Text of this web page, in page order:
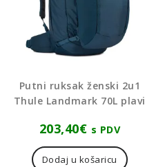
Putni ruksak ženski 2u1
Thule Landmark 70L plavi
203,40€ s PDV
Dodaj u košaricu